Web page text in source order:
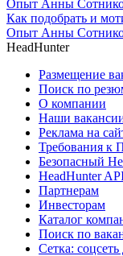
Как подобрать и
Опыт Анны
HeadHunter
Размещение
Поиск по
О компании
Наши
Реклама на
Требования к
Безопасный
HeadHunter
Партнерам
Инвесторам
Каталог
Поиск по
Сетка: